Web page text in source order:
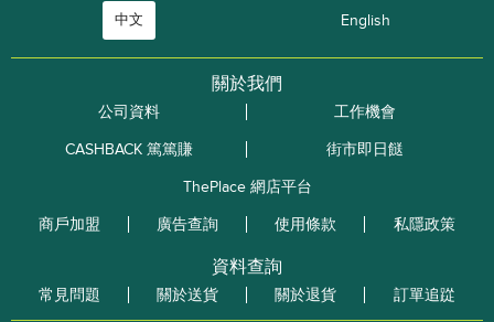
中文 English
關於我們
公司資料
工作機會
CASHBACK 篤篤賺
街市即日餸
ThePlace 網店平台
商戶加盟
廣告查詢 使用條款 私隱政策
資料查詢
常見問題 關於送貨 關於退貨 訂單追踨